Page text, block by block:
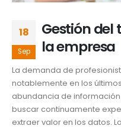
18
Sep
Gestión
la empresa
La demanda de
notablemente en los
abundancia de
buscar continuamente
extraer valor en los datos.